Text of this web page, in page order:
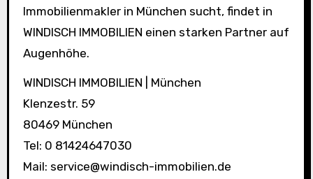
Immobilienmakler in München sucht, findet in
WINDISCH IMMOBILIEN einen starken Partner auf
Augenhöhe.
WINDISCH IMMOBILIEN | München
Klenzestr. 59
80469 München
Tel: 0 81424647030
Mail: service@windisch-immobilien.de